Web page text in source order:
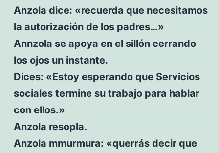
Anzola dice: «recuerda que necesitamos
la autorización de los padres…»
Annzola se apoya en el sillón cerrando
los ojos un instante.
Dices: «Estoy esperando que Servicios
sociales termine su trabajo para hablar
con ellos.»
Anzola resopla.
Anzola mmurmura: «querrás decir que